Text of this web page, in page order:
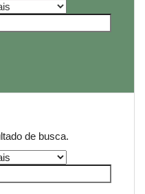
de busca.